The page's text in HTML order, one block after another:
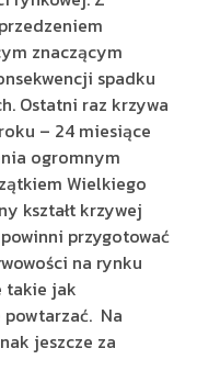
znaczącym
spadku
Ostatni raz krzywa
– 24 miesiące
ogromnym
Wielkiego
kształt krzywej
przygotować
na rynku
takie jak
powtarzać. Na
jeszcze za